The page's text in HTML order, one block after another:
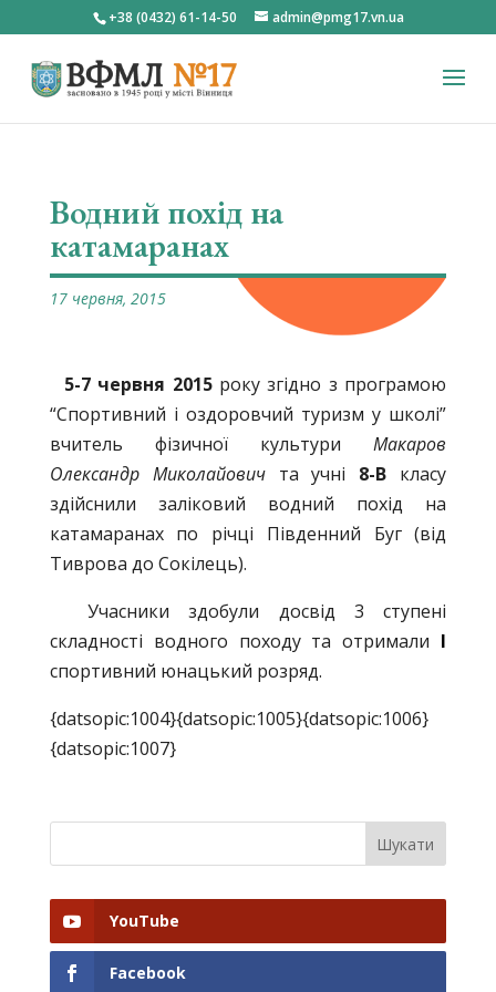
+38 (0432) 61-14-50 admin@pmg17.vn.ua
Водний похід на
катамаранах
17 червня, 2015
5-7 червня 2015року згідно з програмою
“Спортивний і оздоровчий туризм у школі”
вчитель фізичної культуриМакаров
Олександр Миколайовичта учні 8-В класу
здійснили заліковий водний похід на
катамаранах по річці Південний Буг (від
Тиврова до Сокілець).
Учасники здобули досвід 3 ступені
складності водного походу та отримали І
спортивний юнацький розряд.
{datsopic:1004}{datsopic:1005}{datsopic:1006}
{datsopic:1007}
YouTube
Facebook